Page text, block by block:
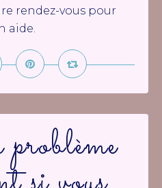
rendez-vous pour
aide.